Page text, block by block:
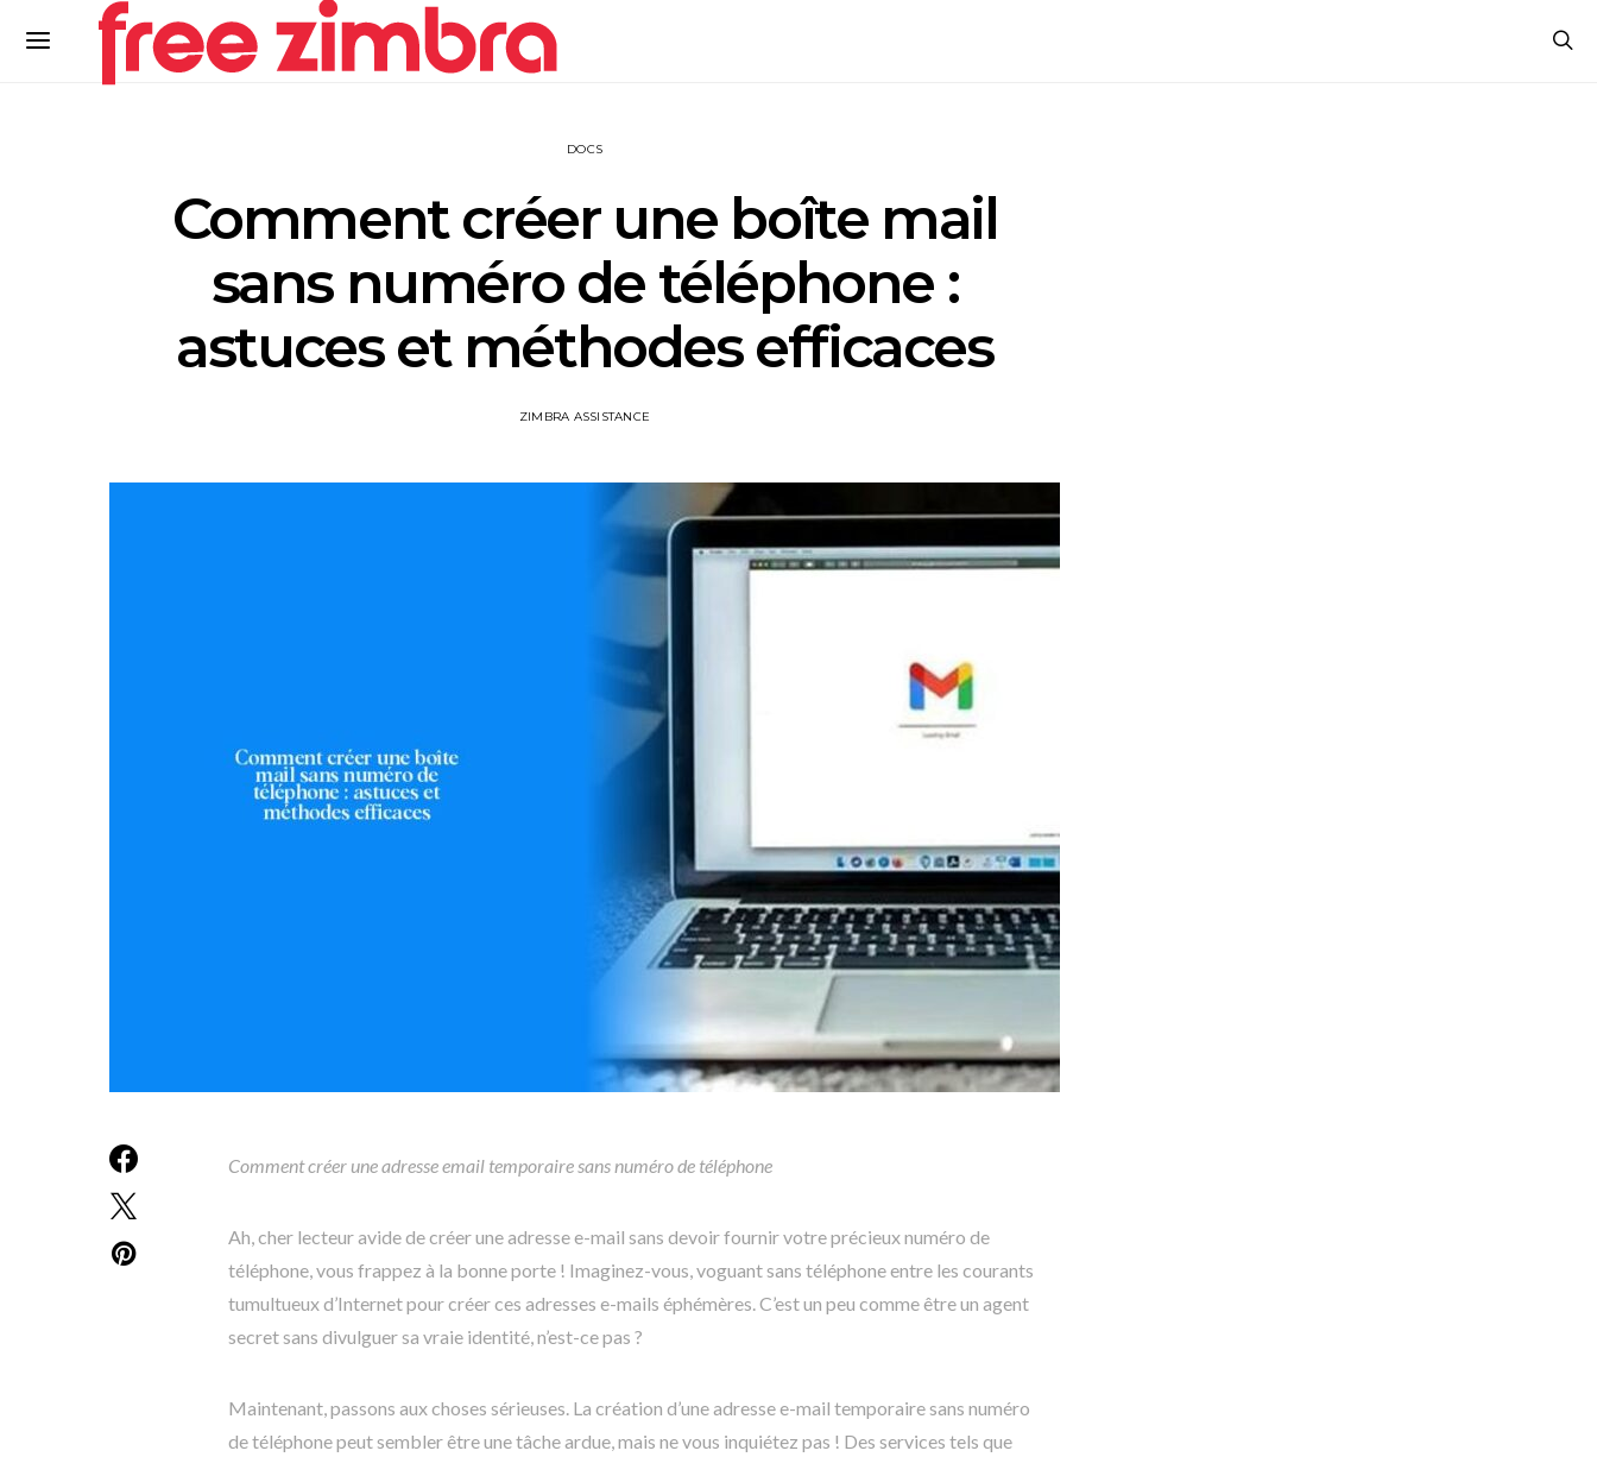
DOCS
Comment créer une boîte mail
sans numéro de téléphone :
astuces et méthodes efficaces
ZIMBRA ASSISTANCE
Comment créer une adresse email temporaire sans numéro de téléphone
Ah, cher lecteur avide de créer une adresse e-mail sans devoir fournir votre précieux numéro de
téléphone, vous frappez à la bonne porte ! Imaginez-vous, voguant sans téléphone entre les courants
tumultueux d’Internet pour créer ces adresses e-mails éphémères. C’est un peu comme être un agent
secret sans divulguer sa vraie identité, n’est-ce pas ?
Maintenant, passons aux choses sérieuses. La création d’une adresse e-mail temporaire sans numéro
de téléphone peut sembler être une tâche ardue, mais ne vous inquiétez pas ! Des services tels que